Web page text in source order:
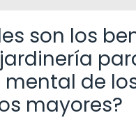
son los
de
mayores?